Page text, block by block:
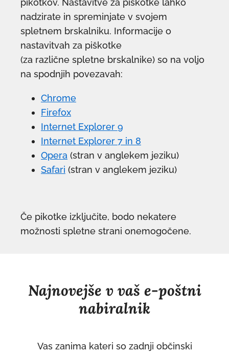
pikotkov. Nastavitve za piškotke lahko
nadzirate in spreminjate v svojem
spletnem brskalniku. Informacije o
nastavitvah za piškotke
(za različne spletne brskalnike) so na voljo
na spodnjih povezavah:
Chrome
Firefox
Internet Explorer 9
Internet Explorer 7 in 8
Opera (stran v anglekem jeziku)
Safari (stran v anglekem jeziku)
Če pikotke izključite, bodo nekatere
možnosti spletne strani onemogočene.
Najnovejše v vaš e-poštni
nabiralnik
Vas zanima kateri so zadnji občinski